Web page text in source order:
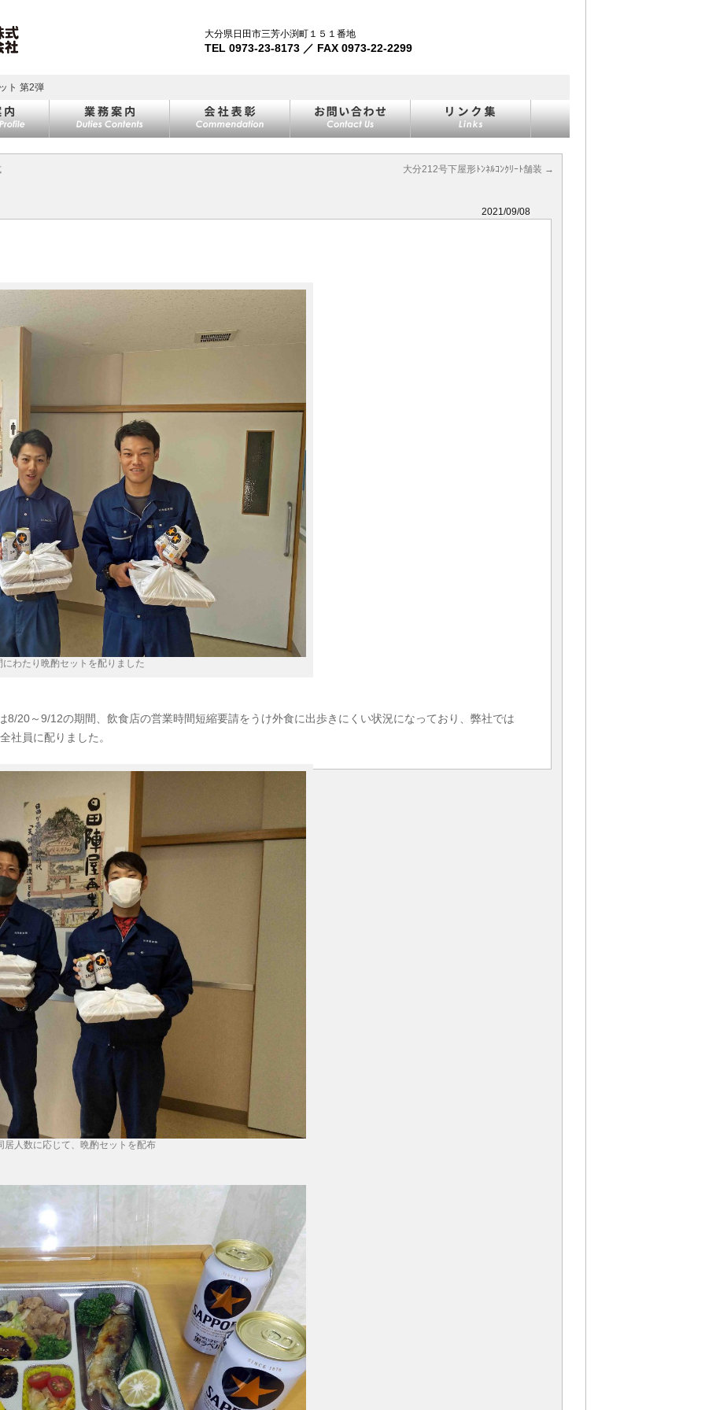
大分県日田市三芳小渕町１５１番地
TEL 0973-23-8173 ／ FAX 0973-22-2299
ト 第2弾
大分212号下屋形ﾄﾝﾈﾙｺﾝｸﾘｰﾄ舗装 →
2021/09/08
にわたり晩酌セットを配りました
8/20～9/12の期間、飲食店の営業時間短縮要請をうけ外食に出歩きにくい状況になっており、弊社では
社員に配りました。
居人数に応じて、晩酌セットを配布